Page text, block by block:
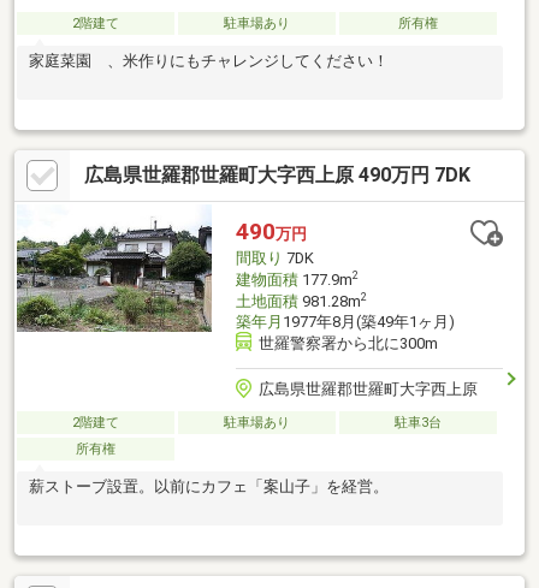
2階建て 駐車場あり 所有権
家庭菜園 、米作りにもチャレンジしてください！
広島県世羅郡世羅町大字西上原 490万円 7DK
490万円
間取り 7DK
建物面積177.9m2
土地面積981.28m2
築年月 1977年8月(築49年1ヶ月)
世羅警察署から北に300m
広島県世羅郡世羅町大字西上原
2階建て 駐車場あり
駐車3台
所有権
薪ストーブ設置。以前にカフェ「案山子」を経営。